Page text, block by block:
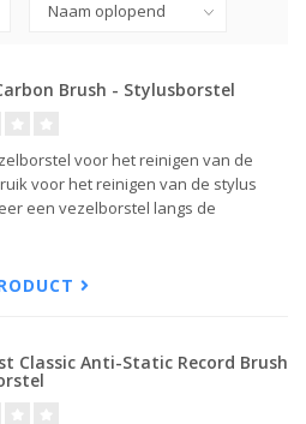
Brush - Stylusborstel
voor het reinigen van de
voor het reinigen van de stylus
een vezelborstel langs de
nieuwe plaat afspeelt of van kant
Classic Anti-Static Record Brush